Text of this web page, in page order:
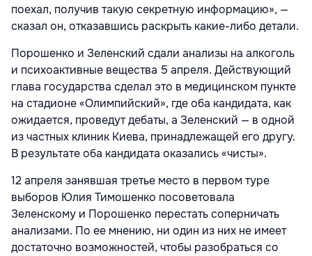
поехал, получив такую секретную информацию», —
сказал он, отказавшись раскрыть какие-либо детали.
Порошенко и Зеленский сдали анализы на алкоголь
и психоактивные вещества 5 апреля. Действующий
глава государства сделал это в медицинском пункте
на стадионе «Олимпийский», где оба кандидата, как
ожидается, проведут дебаты, а Зеленский — в одной
из частных клиник Киева, принадлежащей его другу.
В результате оба кандидата оказались «чисты».
12 апреля занявшая третье место в первом туре
выборов Юлия Тимошенко посоветовала
Зеленскому и Порошенко перестать соперничать
анализами. По ее мнению, ни один из них не имеет
достаточно возможностей, чтобы разобраться со